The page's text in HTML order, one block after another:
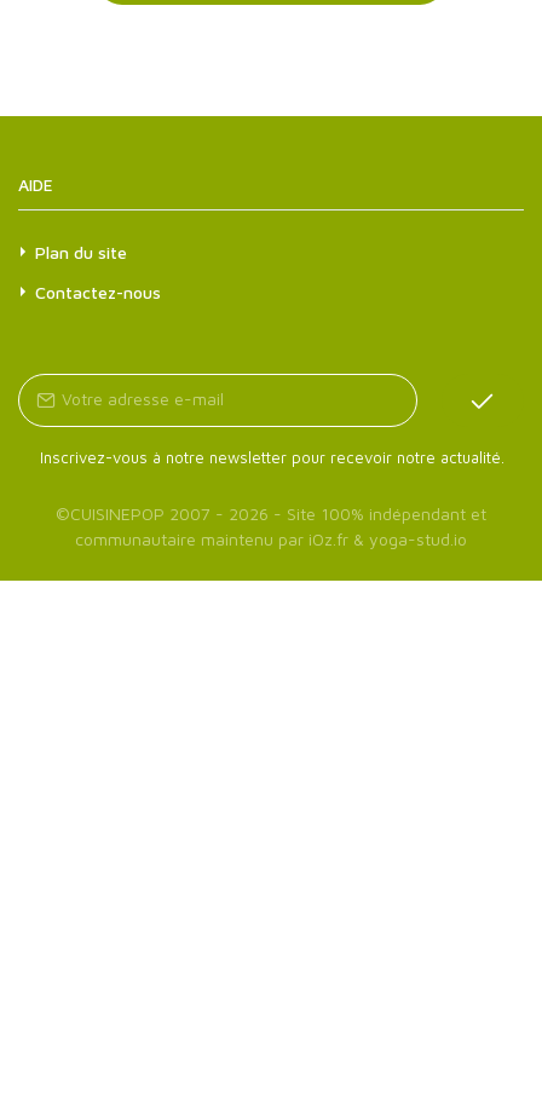
AIDE
Plan du site
Contactez-nous
Inscrivez-vous à notre newsletter pour recevoir notre actualité.
©CUISINEPOP 2007 - 2026 - Site 100% indépendant et
communautaire maintenu par iOz.fr & yoga-stud.io